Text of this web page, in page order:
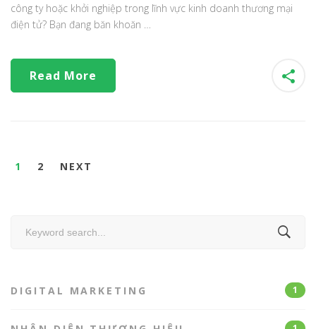
công ty hoặc khởi nghiệp trong lĩnh vực kinh doanh thương mại
điện tử? Bạn đang băn khoăn …
Read More
1 2 NEXT
DIGITAL MARKETING 1